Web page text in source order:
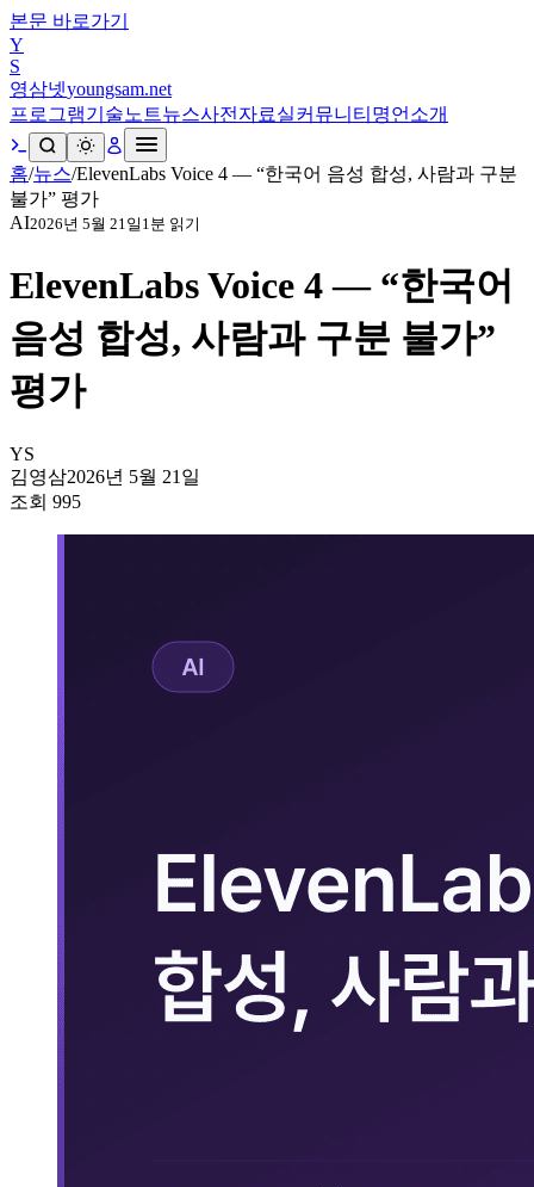
본문 바로가기
Y
S
영삼넷youngsam.net
프로그램기술노트뉴스사전 자료실커뮤니티 명언 소개
홈/뉴스/ElevenLabs Voice 4 — “한국어 음성 합성, 사람과 구분
불가” 평가
AI2026년 5월 21일 1분 읽기
ElevenLabs Voice 4 — “한국어
음성 합성, 사람과 구분 불가”
평가
YS
김영삼2026년 5월 21일
조회 995